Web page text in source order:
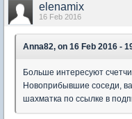
elenamix
16 Feb 2016
Anna82, on 16 Feb 2016 -
Больше интересуют
Новоприбывшие соседи,
шахматка по ссылке в